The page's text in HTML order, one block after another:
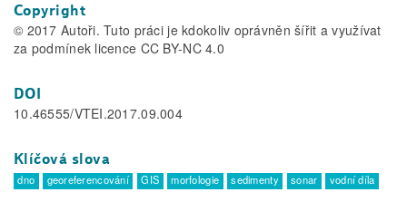
Copyright
© 2017 Autoři. Tuto práci je kdokoliv oprávněn šířit a využívat
za podmínek licence CC BY-NC 4.0
DOI
10.46555/VTEI.2017.09.004
Klíčová slova
dno georeferencování GIS morfologie sedimenty sonar vodní díla